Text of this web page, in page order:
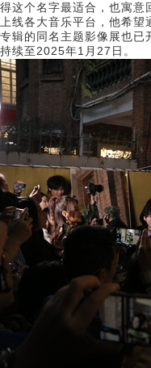
得这个名字最适合，也寓
上线各大音乐平台，他希
专辑的同名主题影像展也
持续至2025年1月27日。